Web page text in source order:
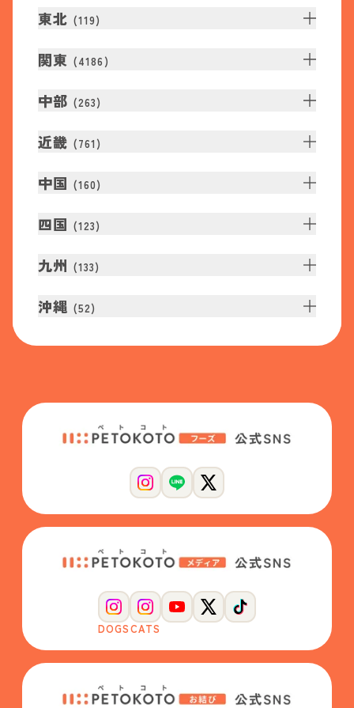
東北 (119)
関東 (4186 )
中部 (263)
近畿 (761 )
中国 (160)
四国 (123)
九州 (133)
沖縄 (52)
DOGSCATS